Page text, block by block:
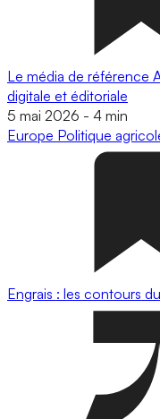
Le média de référence
digitale et éditoriale
5 mai 2026 - 4 min
Europe Politique
Engrais : les contours